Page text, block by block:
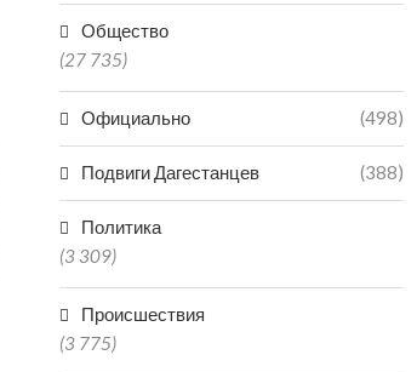
Общество
(27 735)
Официально (498)
Подвиги Дагестанцев (388)
Политика
(3 309)
Происшествия
(3 775)